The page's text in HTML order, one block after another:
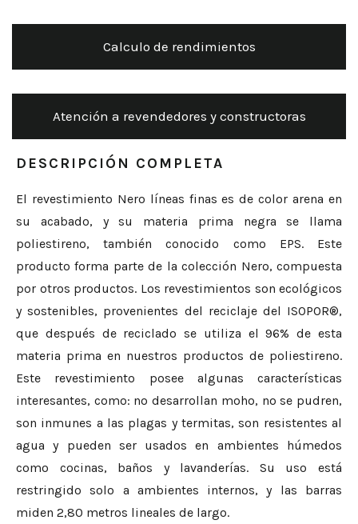
Calculo de rendimientos
Atención a revendedores y constructoras
DESCRIPCIÓN COMPLETA
El revestimiento Nero líneas finas es de color arena en
su acabado, y su materia prima negra se llama
poliestireno, también conocido como EPS. Este
producto forma parte de la colección Nero, compuesta
por otros productos. Los revestimientos son ecológicos
y sostenibles, provenientes del reciclaje del ISOPOR®,
que después de reciclado se utiliza el 96% de esta
materia prima en nuestros productos de poliestireno.
Este revestimiento posee algunas características
interesantes, como: no desarrollan moho, no se pudren,
son inmunes a las plagas y termitas, son resistentes al
agua y pueden ser usados en ambientes húmedos
como cocinas, baños y lavanderías. Su uso está
restringido solo a ambientes internos, y las barras
miden 2,80 metros lineales de largo.